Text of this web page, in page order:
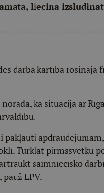
liecina
darba kārtībā rosināja
ka situācija ar
pakļauti
Turklāt pirmssvētku
saimniecisko
LPV.